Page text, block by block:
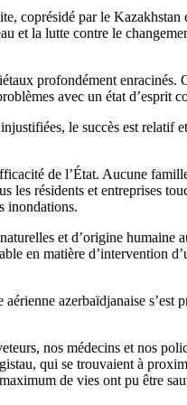
coprésidé par le
et la lutte contre le
profondément
avec un état d’esprit
le succès est
de l’État. Aucune
les résidents et entreprises
inondations.
et d’origine
en matière d’intervention
azerbaïdjanaise
nos médecins et nos
qui se trouvaient à
de vies ont pu être